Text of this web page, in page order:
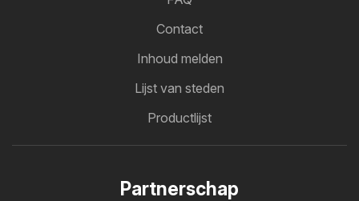
Contact
Inhoud melden
Lijst van steden
Productlijst
Partnerschap